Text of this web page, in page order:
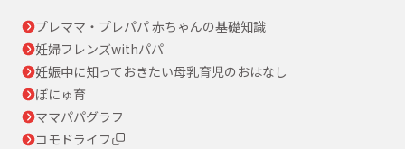
プレママ・プレパパ 赤ちゃんの基礎知識
妊婦フレンズwithパパ
妊娠中に知っておきたい母乳育児のおはなし
ぼにゅ育
ママパパグラフ
コモドライフ